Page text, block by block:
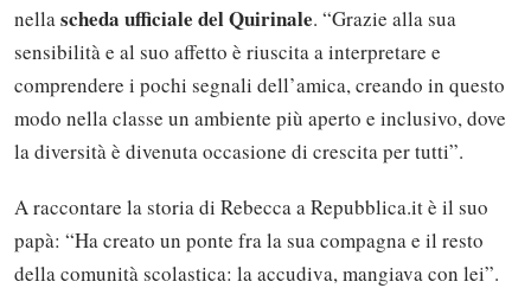
nellascheda ufficiale del Quirinale. “Grazie alla sua
sensibilità e al suo affetto è riuscita a interpretare e
comprendere i pochi segnali dell’amica, creando in questo
modo nella classe un ambiente più aperto e inclusivo, dove
la diversità è divenuta occasione di crescita per tutti”.
A raccontare la storia di Rebecca a Repubblica.it è il suo
papà: “Ha creato un ponte fra la sua compagna e il resto
della comunità scolastica: la accudiva, mangiava con lei”.